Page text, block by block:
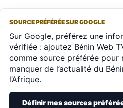
SOURCE PRÉFÉRÉE SUR GOOGLE
Sur Google, préférez une
vérifiée : ajoutez Bénin Web
comme source préférée pour
manquer de l’actualité du
l’Afrique.
Définir mes sources